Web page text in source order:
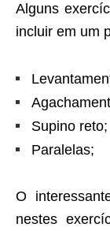
Alguns
incluir em um
Supino reto;
Paralelas;
O
nestes